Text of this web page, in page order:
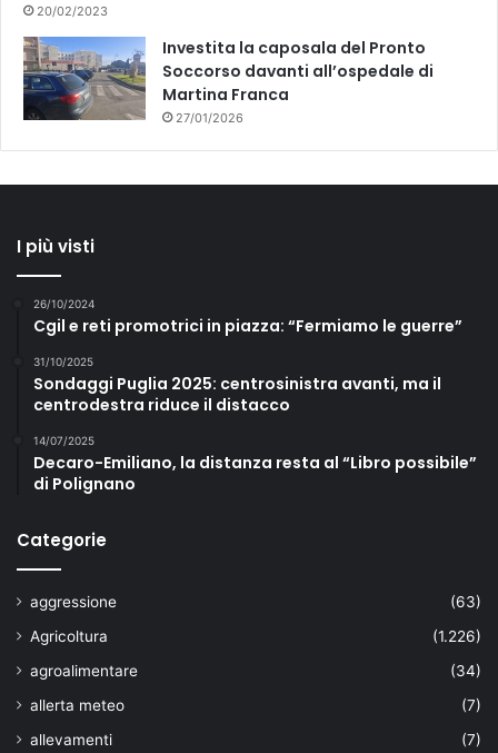
20/02/2023
Investita la caposala del Pronto
Soccorso davanti all’ospedale di
Martina Franca
27/01/2026
I più visti
26/10/2024
Cgil e reti promotrici in piazza: “Fermiamo le guerre”
31/10/2025
Sondaggi Puglia 2025: centrosinistra avanti, ma il
centrodestra riduce il distacco
14/07/2025
Decaro-Emiliano, la distanza resta al “Libro possibile”
di Polignano
Categorie
aggressione
(63)
Agricoltura
(1.226)
agroalimentare
(34)
allerta meteo
(7)
allevamenti
(7)